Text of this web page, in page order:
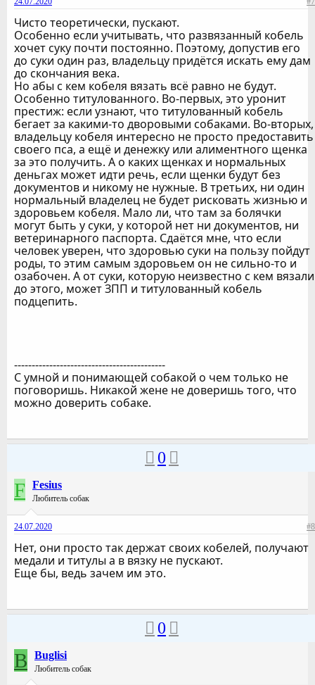
Чисто теоретически, пускают.
Особенно если учитывать, что развязанный кобель
хочет суку почти постоянно. Поэтому, допустив его
до суки один раз, владельцу придётся искать ему дам
до скончания века.
Но абы с кем кобеля вязать всё равно не будут.
Особенно титулованного. Во-первых, это уронит
престиж: если узнают, что титулованный кобель
бегает за какими-то дворовыми собаками. Во-вторых,
владельцу кобеля интересно не просто предоставить
своего пса, а ещё и денежку или алиментного щенка
за это получить. А о каких щенках и нормальных
деньгах может идти речь, если щенки будут без
документов и никому не нужные. В третьих, ни один
нормальный владелец не будет рисковать жизнью и
здоровьем кобеля. Мало ли, что там за болячки
могут быть у суки, у которой нет ни документов, ни
ветеринарного паспорта. Сдаётся мне, что если
человек уверен, что здоровью суки на пользу пойдут
роды, то этим самым здоровьем он не сильно-то и
озабочен. А от суки, которую неизвестно с кем вязали
до этого, может ЗПП и титулованный кобель
подцепить.
-------------------------------------------
С умной и понимающей собакой о чем только не
поговоришь. Никакой жене не доверишь того, что
можно доверить собаке.
0
F Fesius
Любитель собак
24.07.2020 #8
Нет, они просто так держат своих кобелей, получают
медали и титулы а в вязку не пускают.
Еще бы, ведь зачем им это.
0
B Buglisi
Любитель собак